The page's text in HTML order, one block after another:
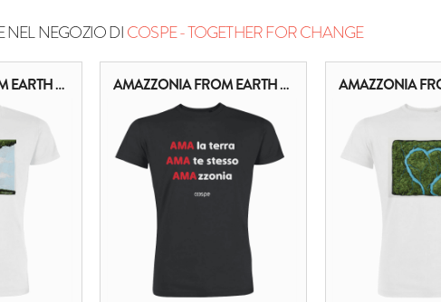
NEL NEGOZIO DICOSPE - TOGETHER FOR CHANGE
AMAZZONIA FROM EARTH TO HEART AMAZZONIA FROM EARTH TO HEART